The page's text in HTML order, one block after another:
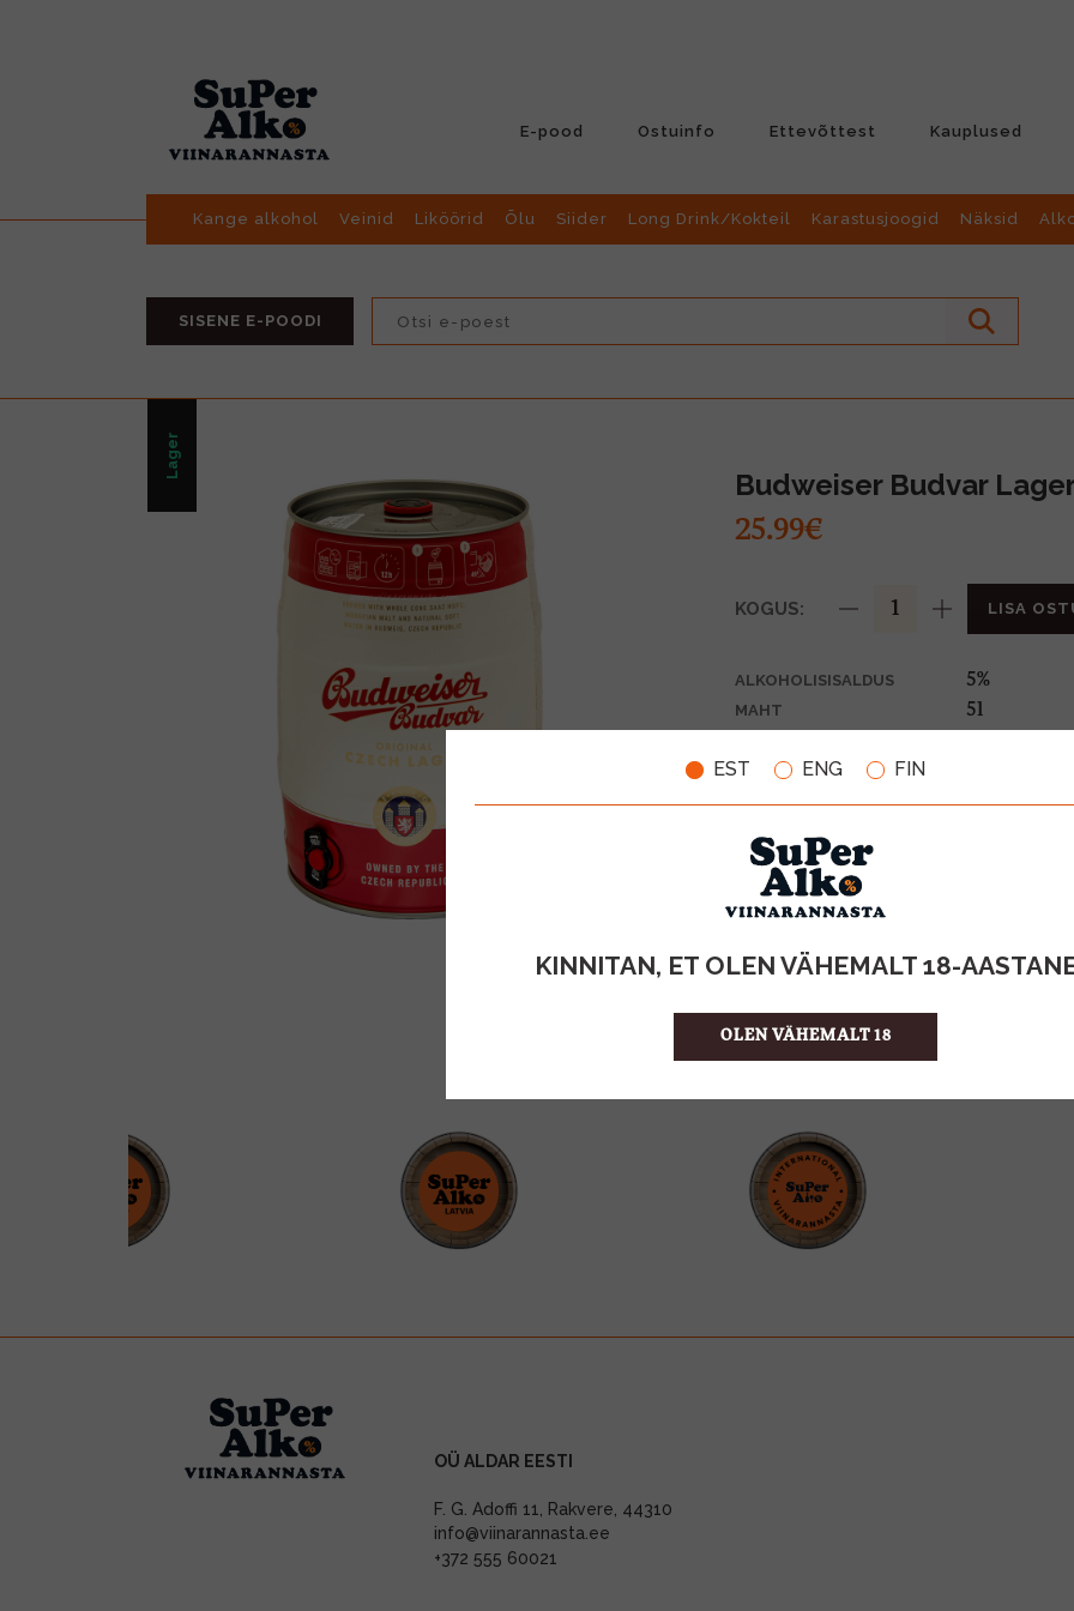
EST ENG FIN
KINNITAN, ET OLEN VÄHEMALT 18-
OLEN VÄHEMALT 18
E-pood Ostuinfo Ettevõttest Kauplused
Kange alkohol Veinid Liköörid Õlu Siider Long Drink/Kokteil Karastusjoogid Näksid
SISENE E-POODI
Lager
Budweiser Budvar
25.99€
KOGUS: LISA
ALKOHOLISISALDUS 5%
MAHT 5l
TOOTE LIIK
ÜHIKU HIND
KOGUS KASTIS
OÜ ALDAR EESTI
F. G. Adoffi 11, Rakvere, 44310
info@viinarannasta.ee
+372 555 60021